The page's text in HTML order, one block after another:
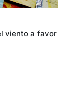
viento a favor